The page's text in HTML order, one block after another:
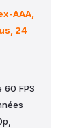
AAA,
24
60 FPS